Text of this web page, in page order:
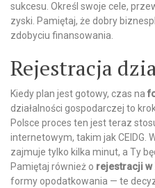
sukcesu. Określ swoje cele,
zyski. Pamiętaj, że dobry
zdobyciu finansowania.
Rejestracja
Kiedy plan jest gotowy, czas na
działalności gospodarczej to
Polsce proces ten jest teraz
internetowym, takim jak CEIDG.
zajmuje tylko kilka minut, a Ty
Pamiętaj również o rejestracji w
formy opodatkowania — te